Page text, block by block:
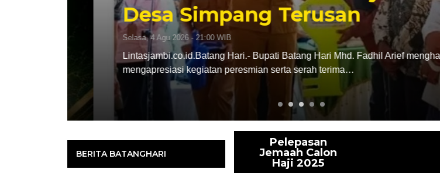
Desa Simpang Terusan
Selasa, 4 Agu 2026 - 21:00 WIB
Lintasjambi.co.id.Batang Hari.- Bupati Batang Hari Mhd. Fadhil Arief menghadiri
mengapresiasi kegiatan peresmian serta serah terima…
BERITA BATANGHARI
Pelepasan
Jemaah Calon
Haji 2025